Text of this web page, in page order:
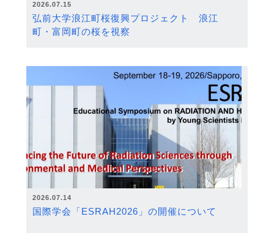
2026.07.15
弘前大学浪江町桜復興プロジェクト 浪江
町・富岡町の桜を視察
2026.07.14
国際学会「ESRAH2026」の開催について